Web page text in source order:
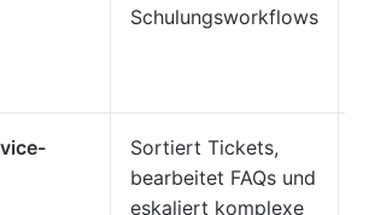
Schulungsworkflows
Sortiert Tickets,
bearbeitet FAQs und
eskaliert komplexe